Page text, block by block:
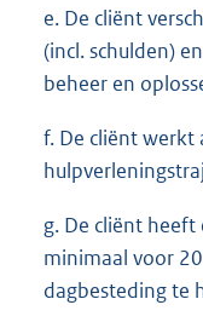
e. De cliënt
(incl. schulden)
beheer en
f. De cliënt werkt
g. De cliënt
minimaal voor
dagbesteding te